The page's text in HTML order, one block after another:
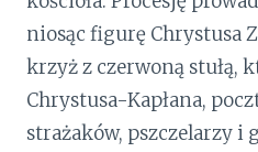
niosąc figurę Chrystusa
krzyż z czerwoną stułą,
Chrystusa-Kapłana,
strażaków, pszczelarzy i